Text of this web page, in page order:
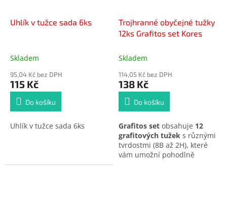
Uhlík v tužce sada 6ks
Skladem
95,04 Kč bez DPH
115 Kč
Do košíku
Uhlík v tužce sada 6ks
Trojhranné obyčejné tužky
12ks Grafitos set Kores
Skladem
114,05 Kč bez DPH
138 Kč
Do košíku
Grafitos set obsahuje 12
grafitových tužek s různými
tvrdostmi (8B až 2H), které
vám umožní pohodlně